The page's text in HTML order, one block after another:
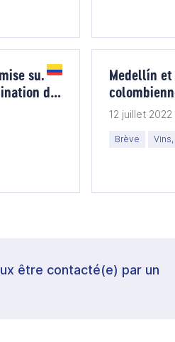
sur
des
Medellín
12 juillet 2022
Brève
être contacté(e) par un